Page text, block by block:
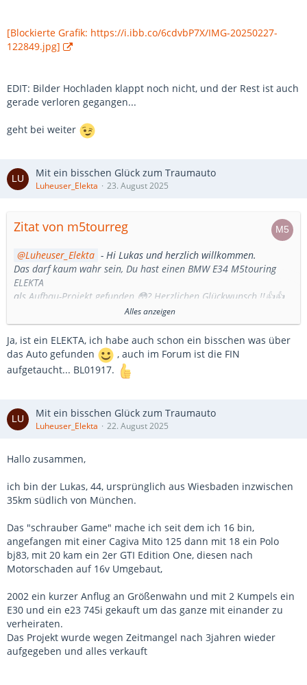
[Blockierte Grafik: https://i.ibb.co/6cdvbP7X/IMG-20250227-
122849.jpg]
EDIT: Bilder Hochladen klappt noch nicht, und der Rest ist auch
gerade verloren gegangen...
geht bei weiter
Mit ein bisschen Glück zum Traumauto
Luheuser_Elekta 23. August 2025
Zitat von m5tourreg
Luheuser_Elekta - Hi Lukas und herzlich willkommen.
Das darf kaum wahr sein, Du hast einen BMW E34 M5touring
ELEKTA
als Aufbau-Projekt gefunden 😳? Herzlichen Glückwunsch !!👍👍
Jetzt kommen die Fragen 😉.
WELCHER ist es denn ?? Sag’ bloß es ist ein grüner ?? 🤔😃👍
Die letzten 3 Zahlen der FGN sind = BL01??? 🤔
Damit - wenn es für Dich von Intresse ist - kann ich Dir dann eine
Kopie der BMW Fahrzeugdaten schicken. Mit „kleiner“ Chance
es das Fahrzeug schon im Register mit einer Geschichte 🤔.
-
What is an E34 M5 Touring "Elekta" edition?
At the request of several Italian BMW dealers, a special edition known as the
the E34 M5 Touring produced for the Italian market. Two unique color schemes were
available (10 examples in each variation): Sterling Silver metallic (244) with a Marine
with a Hazlenut Nappa leather interior and Mexico Green carpeting. Both schemes
included extended leather on the center console, door pulls and glove box door, as
well as a black leather dashboard and black leather upper door panels. (However,
the leather A-pillar trim, leather sun visors and Alcantara headliner normally fitted to
addition to a storage net in the passenger-side footwell (only available from BMW
Individual), all examples of the Elekta edition were further equipped with the following
features from the normal option list: three-spoke (airbag) steering wheel, Shadowline
exterior trim, roof rails, dual power sunroof, power front seats with driver-side
memory, auto-dimming interior mirror, radio preparation, hi-fi speaker system,
Alles anzeigen
Ja, ist ein ELEKTA, ich habe auch schon ein bisschen was über
das Auto gefunden
, auch im Forum ist die FIN
aufgetaucht... BL01917.
Mit ein bisschen Glück zum Traumauto
Luheuser_Elekta 22. August 2025
Hallo zusammen,
ich bin der Lukas, 44, ursprünglich aus Wiesbaden inzwischen
35km südlich von München.
Das "schrauber Game" mache ich seit dem ich 16 bin,
angefangen mit einer Cagiva Mito 125 dann mit 18 ein Polo
bj83, mit 20 kam ein 2er GTI Edition One, diesen nach
Motorschaden auf 16v Umgebaut,
2002 ein kurzer Anflug an Größenwahn und mit 2 Kumpels ein
E30 und ein e23 745i gekauft um das ganze mit einander zu
verheiraten.
Das Projekt wurde wegen Zeitmangel nach 3jahren wieder
aufgegeben und alles verkauft